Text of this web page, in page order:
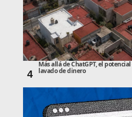
4
Más allá de ChatGPT, el
lavado de dinero